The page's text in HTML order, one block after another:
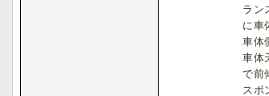
ラン
に車
車体
車体
で前
スポ